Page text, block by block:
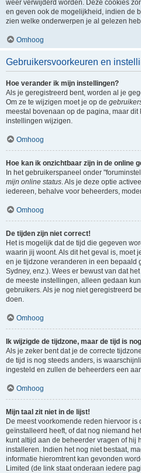
weer verwijderd worden. Deze cookies
en geven ook de mogelijkheid, indien de
zien welke onderwerpen je al gelezen
Omhoog
Gebruikersvoorkeuren en
Hoe verander ik mijn instellingen?
Als je geregistreerd bent, worden al je
Om ze te wijzigen moet je op de
meestal bovenaan op de pagina, maar
instellingen wijzigen.
Omhoog
Hoe kan ik onzichtbaar zijn in de online
In het gebruikerspaneel onder
mijn online status. Als je deze optie
iedereen, behalve voor beheerders,
Omhoog
De tijden zijn niet correct!
Het is mogelijk dat de tijd die gegeven
waarin jij woont. Als dit het geval is, moet
en je tijdzone veranderen in een bepaald
Sydney, enz.). Wees er bewust van dat
de meeste instellingen, alleen gedaan
gebruikers. Als je nog niet geregistreerd
doen.
Omhoog
Ik wijzigde de tijdzone, maar de tijd is
Als je zeker bent dat je de correcte
de tijd is nog steeds anders, is
ingesteld en zullen de beheerders een
Omhoog
Mijn taal zit niet in de lijst!
De meest voorkomende reden hiervoor
geïnstalleerd heeft, of dat nog niemand
kunt altijd aan de beheerder vragen of hij
installeren. Indien het nog niet bestaat,
informatie hieromtrent kan gevonden
Limited (de link staat onderaan iedere